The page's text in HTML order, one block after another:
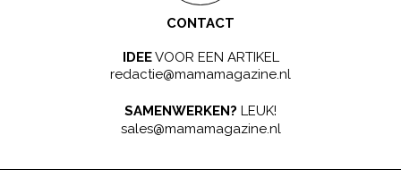
CONTACT
IDEEVOOR EEN ARTIKEL
redactie@mamamagazine.nl
SAMENWERKEN? LEUK!
sales@mamamagazine.nl